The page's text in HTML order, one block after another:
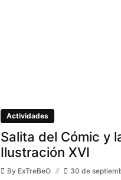
Actividades
Salita del Cómic y
Ilustración XVI
By ExTreBeO 30 de